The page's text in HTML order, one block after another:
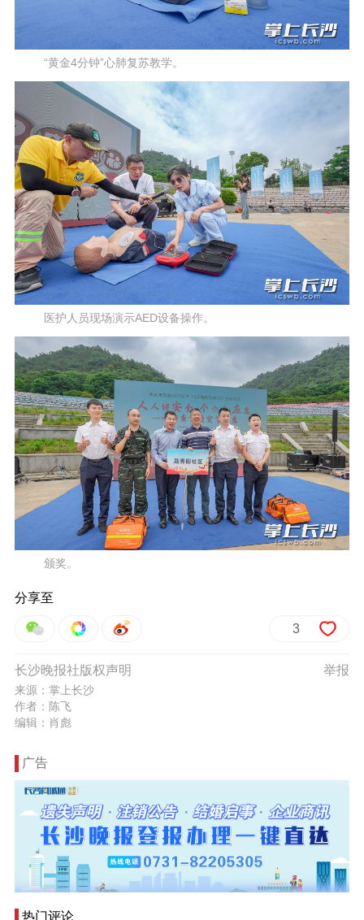
“黄金4分钟”心肺复苏教学。
医护人员现场演示AED设备操作。
颁奖。
分享至
3
举报
长沙晚报社版权声明
来源：掌上长沙
作者：陈飞
编辑：肖彪
广告
热门评论